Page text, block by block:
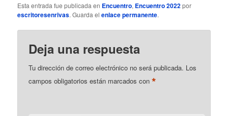
Esta entrada fue publicada en Encuentro, Encuentro 2022por
escritoresenrivas. Guarda elenlace permanente.
Deja una respuesta
Tu dirección de correo electrónico no será publicada. Los
campos obligatorios están marcados con*